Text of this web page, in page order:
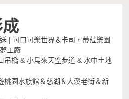
| 可口可樂世界＆卡司，蒂菈樂園
工廠
吊橋 & 小烏來天空步道 & 水中土地
桃園水族館＆慈湖＆大溪老街＆新